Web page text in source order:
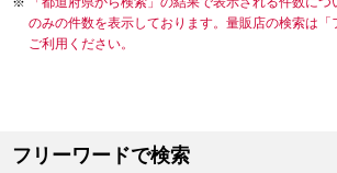
のみの件数を表示しております。量販店の検索は「
ご利用ください。
フリーワードで検索